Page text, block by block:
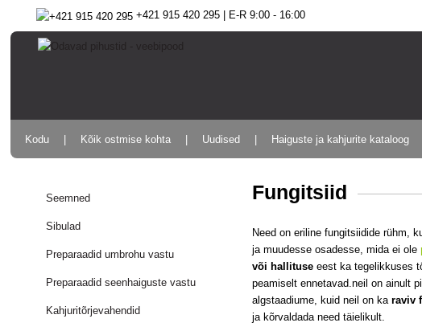
+421 915 420 295 | E-R 9:00 - 16:00
Kodu Kõik ostmise kohta Uudised Haiguste ja kahjurite kataloog
Seemned
Sibulad
Preparaadid umbrohu vastu
Preparaadid seenhaiguste vastu
Kahjuritõrjevahendid
Fungitsiid
Need on eriline fungitsiidide rühm,
ja muudesse osadesse, mida ei ole
või hallituse eest ka tegelikkuses
peamiselt ennetavad.neil on ainult
algstaadiume, kuid neil on karaviv
ja kõrvaldada need täielikult.